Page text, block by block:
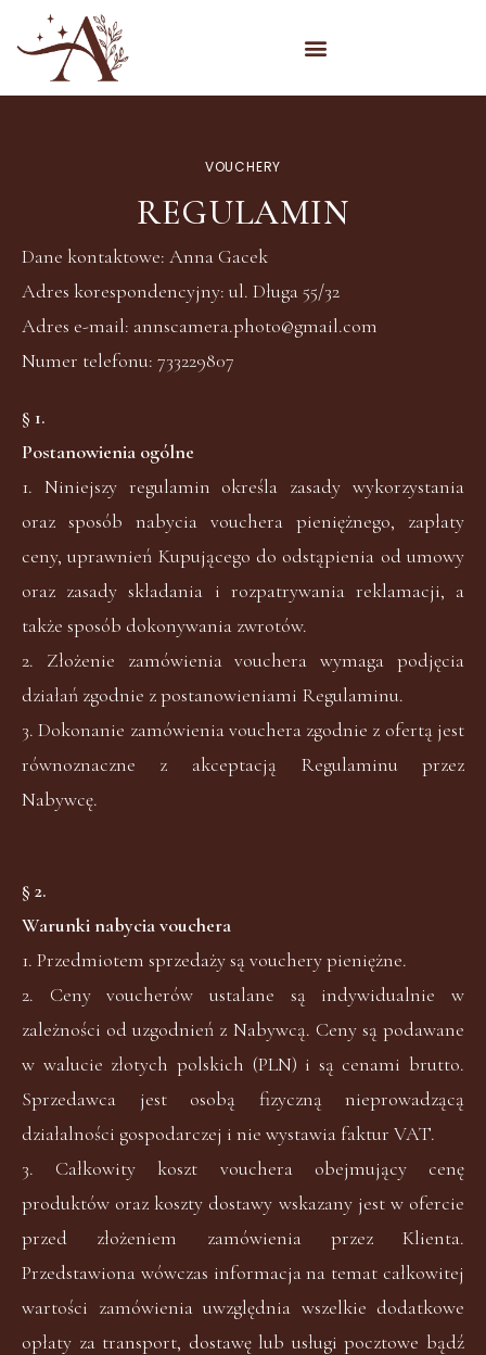
VOUCHERY
REGULAMIN
Dane kontaktowe: Anna Gacek
Adres korespondencyjny: ul. Długa 55/32
Adres e-mail: annscamera.photo@gmail.com
Numer telefonu: 733229807
§ 1.
Postanowienia ogólne
1. Niniejszy regulamin określa zasady wykorzystania
oraz sposób nabycia vouchera pieniężnego, zapłaty
ceny, uprawnień Kupującego do odstąpienia od umowy
oraz zasady składania i rozpatrywania reklamacji, a
także sposób dokonywania zwrotów.
2. Złożenie zamówienia vouchera wymaga podjęcia
działań zgodnie z postanowieniami Regulaminu.
3. Dokonanie zamówienia vouchera zgodnie z ofertą jest
równoznaczne z akceptacją Regulaminu przez
Nabywcę.
§ 2.
Warunki nabycia vouchera
1. Przedmiotem sprzedaży są vouchery pieniężne.
2. Ceny voucherów ustalane są indywidualnie w
zależności od uzgodnień z Nabywcą. Ceny są podawane
w walucie złotych polskich (PLN) i są cenami brutto.
Sprzedawca jest osobą fizyczną nieprowadzącą
działalności gospodarczej i nie wystawia faktur VAT.
3. Całkowity koszt vouchera obejmujący cenę
produktów oraz koszty dostawy wskazany jest w ofercie
przed złożeniem zamówienia przez Klienta.
Przedstawiona wówczas informacja na temat całkowitej
wartości zamówienia uwzględnia wszelkie dodatkowe
opłaty za transport, dostawę lub usługi pocztowe bądź